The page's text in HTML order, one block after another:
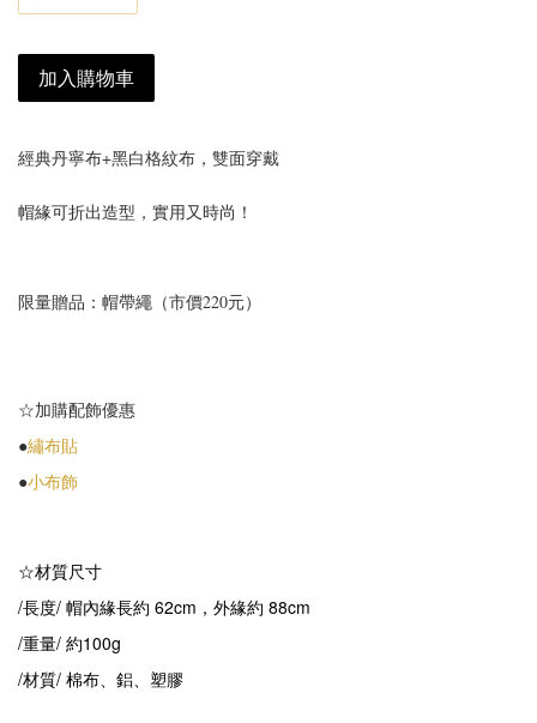
加入購物車
經典丹寧布+黑白格紋布，雙面穿戴
帽緣可折出造型，實用又時尚！
限量贈品：帽帶繩（市價220元）
☆加購配飾優惠
●繡布貼
●小布飾
☆材質尺寸
/長度/ 帽內緣長約 62cm，外緣約 88cm
/重量/ 約100g
/材質/ 棉布、鋁、塑膠